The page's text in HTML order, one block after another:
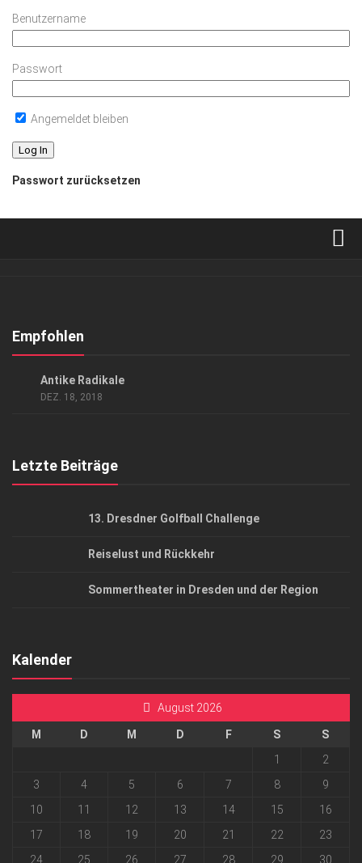
Benutzername
Passwort
Angemeldet bleiben
Passwort zurücksetzen
Kontakt, Impressum
Empfohlen
Antike Radikale
DEZ. 18, 2018
Letzte Beiträge
13. Dresdner Golfball Challenge
Reiselust und Rückkehr
Sommertheater in Dresden und der Region
Kalender
August 2026
M D M D F S
S
1
2
3
4 5 6 7 8
9
10
11 12 13 14 15
16
17
18 19 20 21 22
23
24
25 26 27 28 29 30